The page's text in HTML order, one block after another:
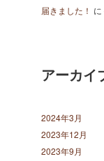
届きました！ に
アーカイ
2024年3月
2023年12月
2023年9月